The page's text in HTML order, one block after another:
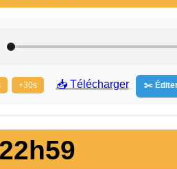
+30s 📥 Télécharger ✂️